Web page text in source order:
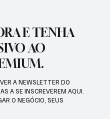
E TENHA
AO
A NEWSLETTER DO
A SE INSCREVEREM AQUI.
O NEGÓCIO, SEUS